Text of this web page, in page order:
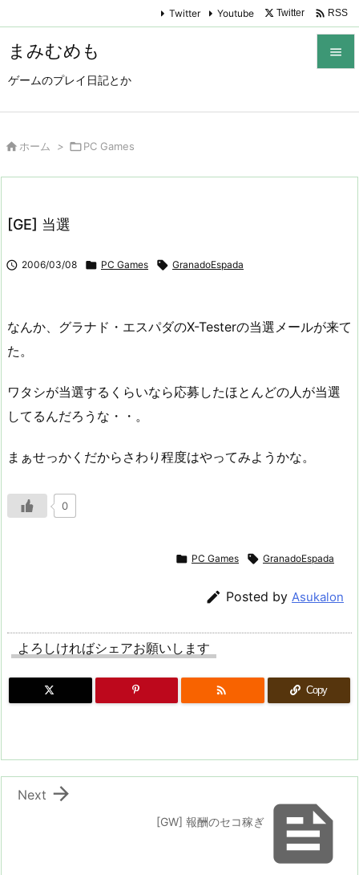
まみむめも
ゲームのプレイ日記とか

Twitter Youtube Twitter  RSS
 ホーム > PC Games
[GE] 当選
 2006/03/08  PC Games  GranadoEspada
なんか、グラナド・エスパダのX-Testerの当選メールが来て
た。
ワタシが当選するくらいなら応募したほとんどの人が当選
してるんだろうな・・。
まぁせっかくだからさわり程度はやってみようかな。
0
 PC Games  GranadoEspada
 Posted by Asukalon
よろしければシェアお願いします
 Copy

[GW] 報酬のセコ稼ぎ

Next